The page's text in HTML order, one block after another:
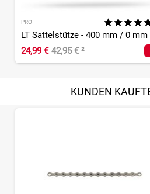
PRO
24,99 € 42,95 €²
KUNDEN